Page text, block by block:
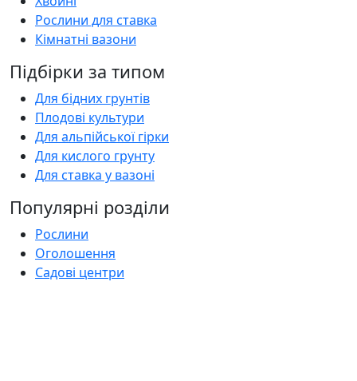
Рослини для ставка
Кімнатні вазони
Підбірки за типом
Для бідних грунтів
Плодові культури
Для альпійської гірки
Для кислого грунту
Для ставка у вазоні
Популярні розділи
Рослини
Оголошення
Садові центри